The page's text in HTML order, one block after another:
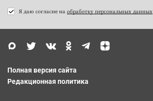
Я даю согласие на обработку персональных данных
Полная версия сайта
Редакционная политика